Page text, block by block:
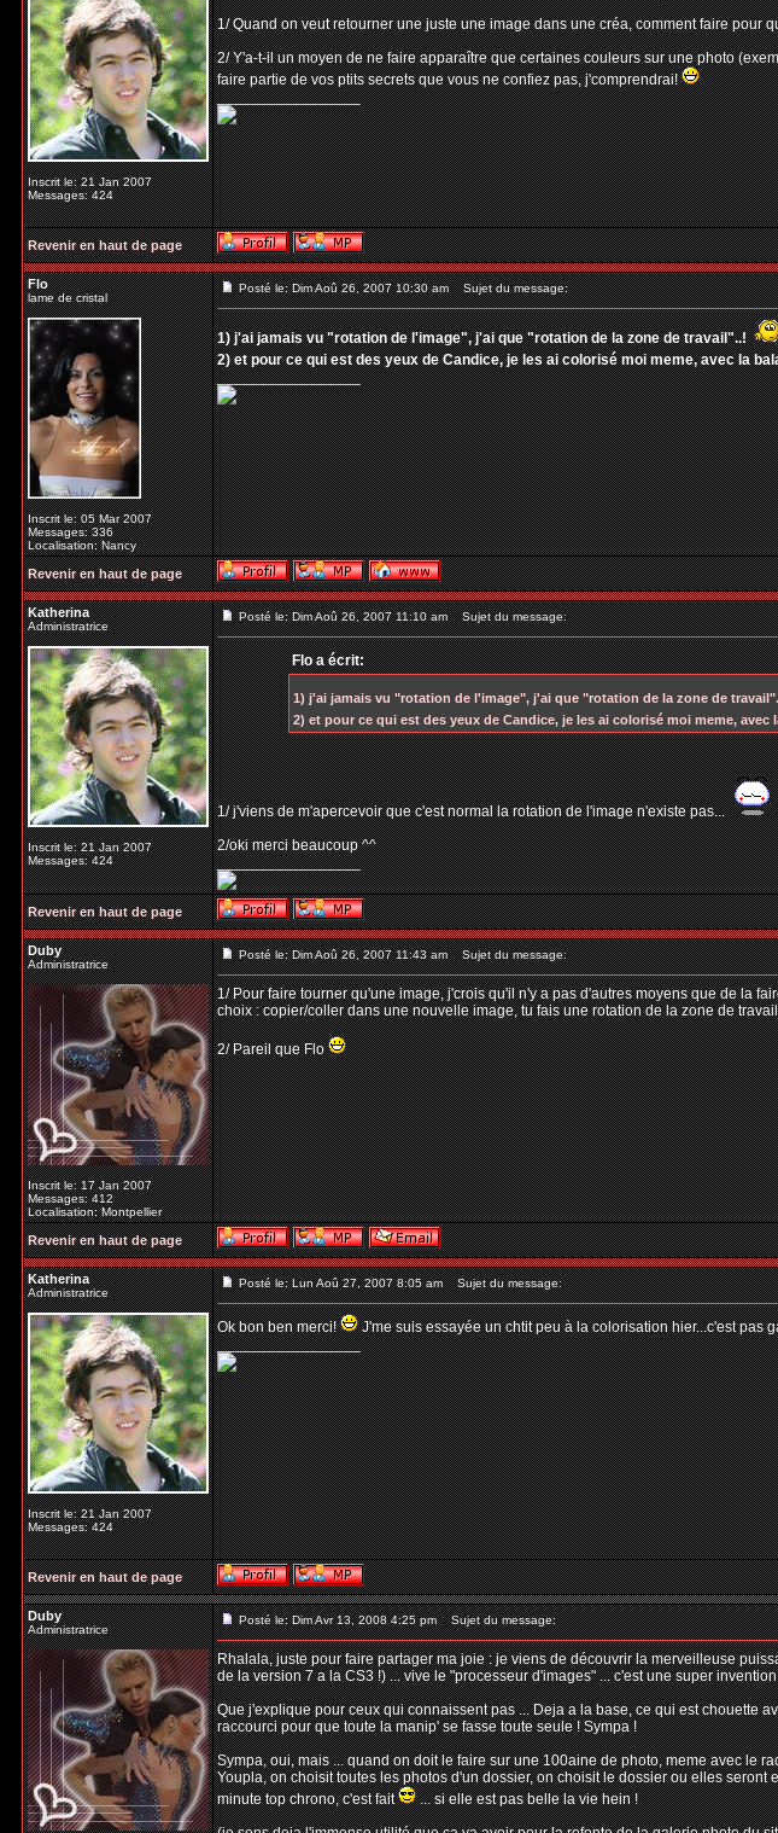
Inscrit le: 21 Jan 2007
Messages: 424
1/ Quand on veut retourner une juste une image dans une créa, comment faire pour
2/ Y'a-t-il un moyen de ne faire apparaître que certaines couleurs sur une photo
faire partie de vos ptits secrets que vous ne confiez pas, j'comprendrai!
_________________
Revenir en haut de page
Flo
lame de cristal
Inscrit le: 05 Mar 2007
Messages: 336
Localisation: Nancy
Posté le: Dim Aoû 26, 2007 10:30 am Sujet du message:
1) j'ai jamais vu "rotation de l'image", j'ai que "rotation de la zone de travail"..!
2) et pour ce qui est des yeux de Candice, je les ai colorisé moi meme, avec la
_________________
Revenir en haut de page
Katherina
Administratrice
Inscrit le: 21 Jan 2007
Messages: 424
Posté le: Dim Aoû 26, 2007 11:10 am Sujet du message:
Flo a écrit:
1) j'ai jamais vu "rotation de l'image", j'ai que "rotation de la zone de
2) et pour ce qui est des yeux de Candice, je les ai colorisé moi meme, avec
1/ j'viens de m'apercevoir que c'est normal la rotation de l'image n'existe pas...
2/oki merci beaucoup ^^
_________________
Revenir en haut de page
Duby
Administratrice
Inscrit le: 17 Jan 2007
Messages: 412
Localisation: Montpellier
Posté le: Dim Aoû 26, 2007 11:43 am Sujet du message:
1/ Pour faire tourner qu'une image, j'crois qu'il n'y a pas d'autres moyens que de la
choix : copier/coller dans une nouvelle image, tu fais une rotation de la zone de
2/ Pareil que Flo
Revenir en haut de page
Katherina
Administratrice
Inscrit le: 21 Jan 2007
Messages: 424
Posté le: Lun Aoû 27, 2007 8:05 am Sujet du message:
Ok bon ben merci!
J'me suis essayée un chtit peu à la colorisation hier...c'est pas
_________________
Revenir en haut de page
Duby
Administratrice
Posté le: Dim Avr 13, 2008 4:25 pm Sujet du message:
Rhalala, juste pour faire partager ma joie : je viens de découvrir la merveilleuse
de la version 7 a la CS3 !) ... vive le "processeur d'images" ... c'est une super
Que j'explique pour ceux qui connaissent pas ... Deja a la base, ce qui est chouette
raccourci pour que toute la manip' se fasse toute seule ! Sympa !
Sympa, oui, mais ... quand on doit le faire sur une 100aine de photo, meme avec le
Youpla, on choisit toutes les photos d'un dossier, on choisit le dossier ou elles
minute top chrono, c'est fait
... si elle est pas belle la vie hein !